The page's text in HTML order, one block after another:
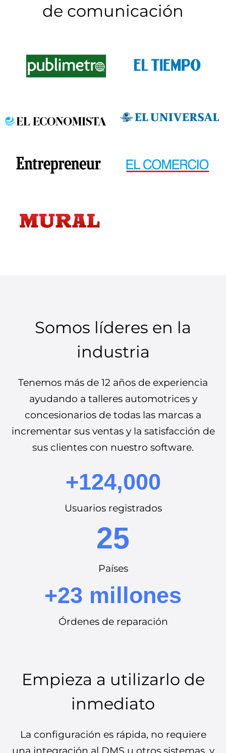
de comunicación
Somos líderes en la
industria
Tenemos más de 12 años de experiencia
ayudando a talleres automotrices y
concesionarios de todas las marcas a
incrementar sus ventas y la satisfacción de
sus clientes con nuestro software.
+124,000
Usuarios registrados
25
Países
+23 millones
Órdenes de reparación
Empieza a utilizarlo de
inmediato
La configuración es rápida, no requiere